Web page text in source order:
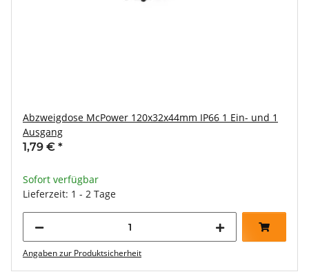
Abzweigdose McPower 120x32x44mm IP66 1 Ein- und 1
Ausgang
1,79 € *
Sofort verfügbar
Lieferzeit: 1 - 2 Tage
Angaben zur Produktsicherheit